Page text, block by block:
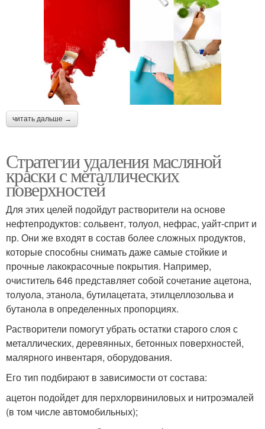
читать дальше →
Стратегии удаления масляной
краски с металлических
поверхностей
Для этих целей подойдут растворители на основе
нефтепродуктов: сольвент, толуол, нефрас, уайт-сприт и
пр. Они же входят в состав более сложных продуктов,
которые способны снимать даже самые стойкие и
прочные лакокрасочные покрытия. Например,
очиститель 646 представляет собой сочетание ацетона,
толуола, этанола, бутилацетата, этилцеллозольва и
бутанола в определенных пропорциях.
Растворители помогут убрать остатки старого слоя с
металлических, деревянных, бетонных поверхностей,
малярного инвентаря, оборудования.
Его тип подбирают в зависимости от состава:
ацетон подойдет для перхлорвиниловых и нитроэмалей
(в том числе автомобильных);